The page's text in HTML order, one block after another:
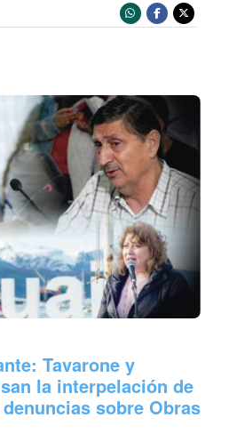
Tavarone y
la interpelación de
sobre Obras